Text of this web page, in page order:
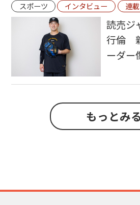
スポーツ インタビュー 連
読売ジ
行倫
ーダー
もっとみる